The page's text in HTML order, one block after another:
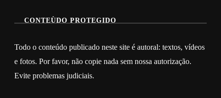
CONTEÙDO PROTEGIDO
Todo o conteúdo publicado neste site é autoral: textos, vídeos
e fotos. Por favor, não copie nada sem nossa autorização.
Evite problemas judiciais.